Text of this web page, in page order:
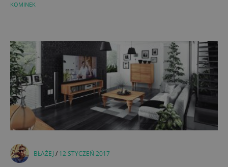
KOMINEK
BŁAŻEJ / 12 STYCZEŃ 2017